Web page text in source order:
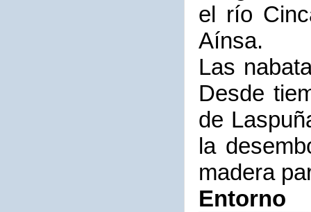
el río
Aínsa.
Las
Desde
de
la
madera
Entorno